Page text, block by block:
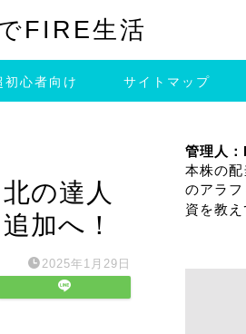
FIRE生活
初心者向け サイトマップ
の達人
加へ！
2025年1月29日
管理人
本株の
のアラ
資を教